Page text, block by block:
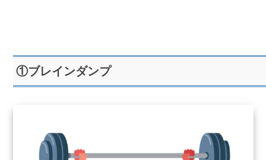
①ブレインダンプ